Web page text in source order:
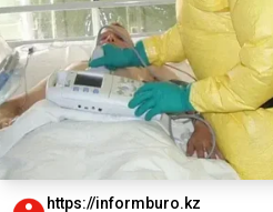
https://informburo.kz